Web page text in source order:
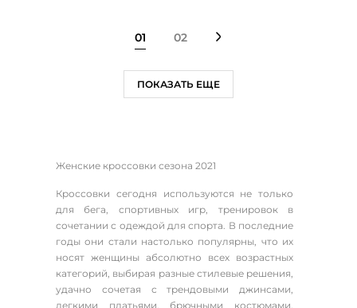
01 02
ПОКАЗАТЬ ЕЩЕ
Женские кроссовки сезона 2021
Кроссовки сегодня используются не только
для бега, спортивных игр, тренировок в
сочетании с одеждой для спорта. В последние
годы они стали настолько популярны, что их
носят женщины абсолютно всех возрастных
категорий, выбирая разные стилевые решения,
удачно сочетая с трендовыми джинсами,
легкими платьями, брючными костюмами,